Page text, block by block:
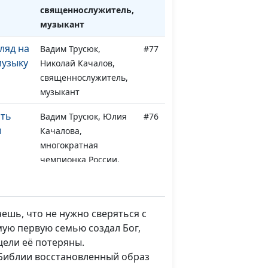
священнослужитель,
музыкант
на
Вадим Трусюк,
Николай Качалов,
священнослужитель,
музыкант
#77
Вадим Трусюк, Юлия
Качалова,
многократная
чемпионка России,
спорта по гребле на
байдарках и каноэ,
специалист по
питанию
#76
что не нужно сверяться с
первую семью создал Бог,
её потеряны.
восстановленный образ